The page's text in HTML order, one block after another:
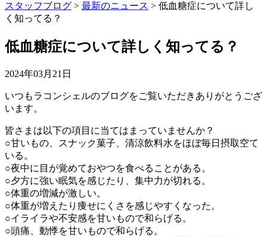
スタッフブログ > 最新のニュース > 低血糖症について詳し
く知ってる？
低血糖症について詳しく知ってる？
2024年03月21日
いつもラコンシェルのブログをご覧いただきありがとうござ
います。
皆さまは以下の項目に当てはまっていませんか？
○甘いもの、スナック菓子、清涼飲料水をほぼ毎日摂取空て
いる。
○夜中に目が覚めておやつを食べることがある。
○夕方に強い眠気を感じたり、集中力が切れる。
○体重の増減が激しい。
○体重が増えたり痩せにくさを感じやすくなった。
○イライラや不安感を甘いもので和らげる。
○頭痛、動悸を甘いもので和らげる。